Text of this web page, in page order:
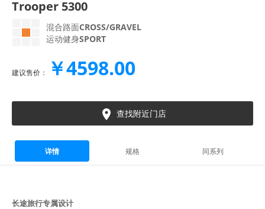
Trooper 5300
混合路面CROSS/GRAVEL
运动健身SPORT
建议售价： ￥4598.00
 查找附近门店
详情 规格 同系列
长途旅行专属设计